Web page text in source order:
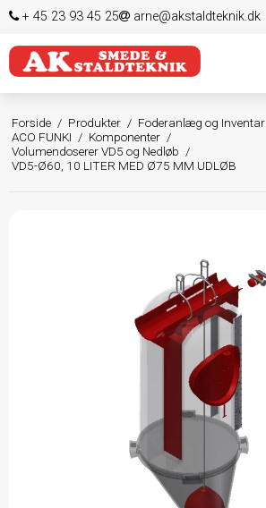
+ 45 23 93 45 25 arne@akstaldteknik.dk
Forside / Produkter / Foderanlæg og Inventar
ACO FUNKI / Komponenter /
Volumendoserer VD5 og Nedløb /
VD5-Ø60, 10 LITER MED Ø75 MM UDLØB